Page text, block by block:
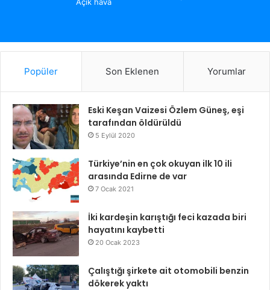
Popüler Son Eklenen Yorumlar
Eski Keşan Vaizesi Özlem Güneş, eşi
tarafından öldürüldü
5 Eylül 2020
Türkiye’nin en çok okuyan ilk 10 ili
arasında Edirne de var
7 Ocak 2021
İki kardeşin karıştığı feci kazada biri
hayatını kaybetti
20 Ocak 2023
Çalıştığı şirkete ait otomobili benzin
dökerek yaktı